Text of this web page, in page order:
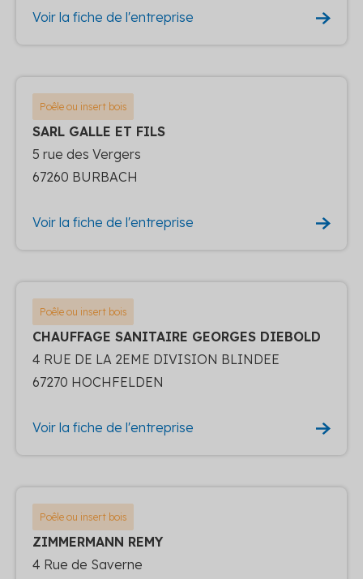
Voir la fiche de l'entreprise
Poêle ou insert bois
SARL GALLE ET FILS
5 rue des Vergers
67260 BURBACH
Voir la fiche de l'entreprise
Poêle ou insert bois
CHAUFFAGE SANITAIRE GEORGES DIEBOLD
4 RUE DE LA 2EME DIVISION BLINDEE
67270 HOCHFELDEN
Voir la fiche de l'entreprise
Poêle ou insert bois
ZIMMERMANN REMY
4 Rue de Saverne